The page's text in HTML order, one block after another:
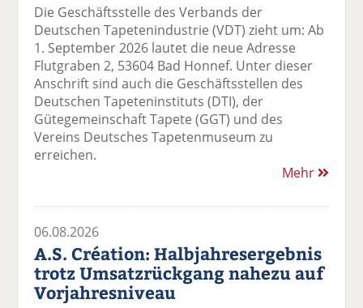
Die Geschäftsstelle des Verbands der
Deutschen Tapetenindustrie (VDT) zieht um: Ab
1. September 2026 lautet die neue Adresse
Flutgraben 2, 53604 Bad Honnef. Unter dieser
Anschrift sind auch die Geschäftsstellen des
Deutschen Tapeteninstituts (DTI), der
Gütegemeinschaft Tapete (GGT) und des
Vereins Deutsches Tapetenmuseum zu
erreichen.
Mehr
06.08.2026
A.S. Création: Halbjahresergebnis
trotz Umsatzrückgang nahezu auf
Vorjahresniveau